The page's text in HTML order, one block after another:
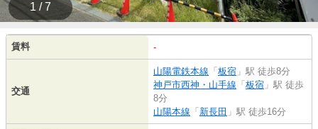
1 / 7
賃料 -
交通
山陽電鉄本線 「 板宿 」駅 徒歩8分
神戸市西神・山手線 「 板宿 」駅 徒歩
8分
山陽本線 「 新長田 」駅 徒歩16分